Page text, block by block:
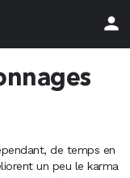
de temps en
un peu le karma